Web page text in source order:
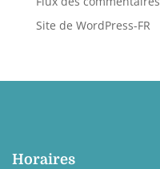
Site de WordPress-FR
Horaires